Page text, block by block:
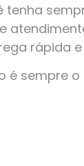
tenha
rápida
é sempre